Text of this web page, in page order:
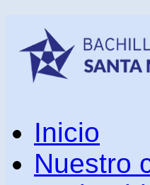
Inicio
Nuestro